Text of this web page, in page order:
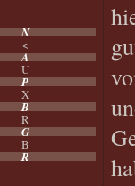
N
<
A
U
P
X
B
R
G
B
R